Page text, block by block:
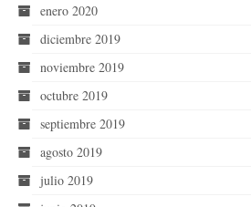
enero 2020
diciembre 2019
noviembre 2019
octubre 2019
septiembre 2019
agosto 2019
julio 2019